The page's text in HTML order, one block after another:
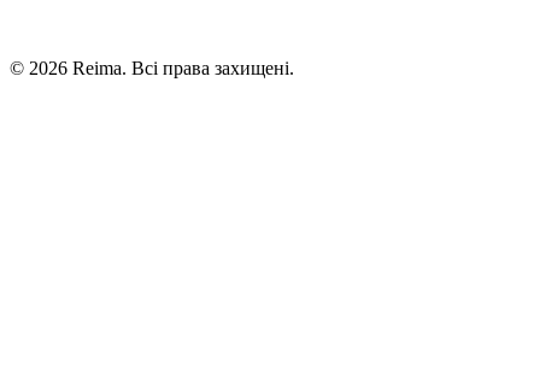
© 2026 Reima. Всі права захищені.